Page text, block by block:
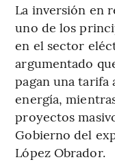
La inversión en
uno de los
en el sector
argumentado
pagan una
energía,
proyectos
Gobierno del
López Obrador.